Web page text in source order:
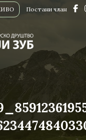
Постани члан